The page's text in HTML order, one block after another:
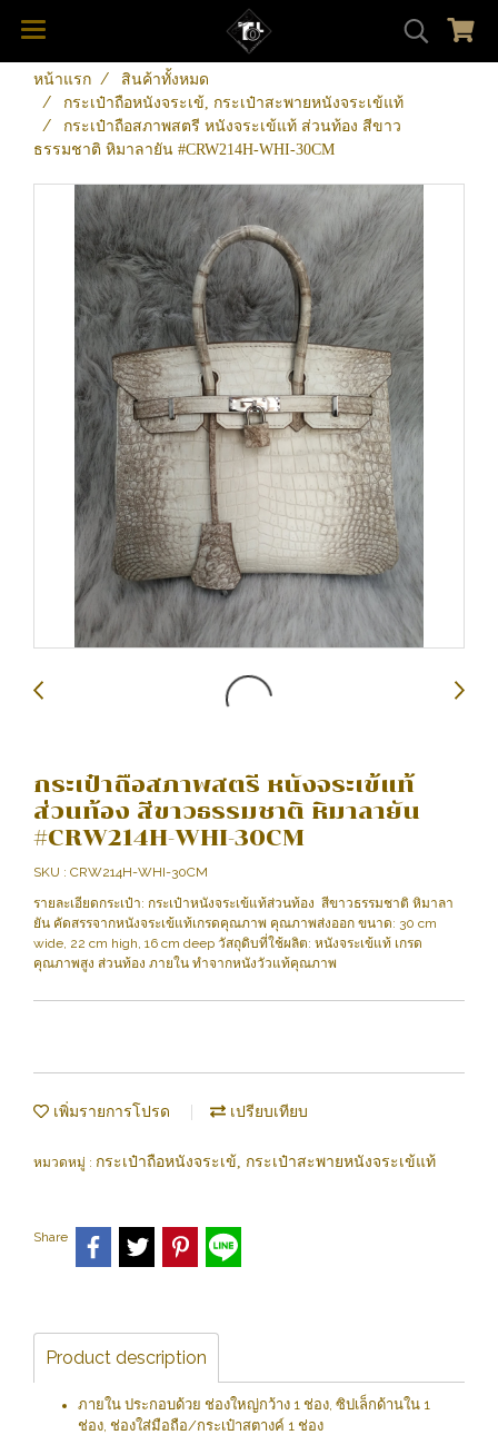
หน้าแรก
สินค้าทั้งหมด
กระเป๋าถือหนังจระเข้, กระเป๋าสะพายหนังจระเข้แท้
กระเป๋าถือสภาพสตรี หนังจระเข้แท้ ส่วนท้อง สีขาว
ธรรมชาติ หิมาลายัน #CRW214H-WHI-30CM
กระเป๋าถือสภาพสตรี หนังจระเข้แท้
ส่วนท้อง สีขาวธรรมชาติ หิมาลายัน
#CRW214H-WHI-30CM
SKU : CRW214H-WHI-30CM
รายละเอียดกระเป๋า: กระเป๋าหนังจระเข้แท้ส่วนท้อง สีขาวธรรมชาติ หิมาลา
ยัน คัดสรรจากหนังจระเข้แท้เกรดคุณภาพ คุณภาพส่งออก ขนาด: 30 cm
wide, 22 cm high, 16 cm deep วัสถุดิบที่ใช้ผลิต: หนังจระเข้แท้ เกรด
คุณภาพสูง ส่วนท้อง ภายใน ทำจากหนังวัวแท้คุณภาพ
เพิ่มรายการโปรด เปรียบเทียบ
หมวดหมู่ : กระเป๋าถือหนังจระเข้, กระเป๋าสะพายหนังจระเข้แท้
Share
Product description
ภายใน ประกอบด้วย ช่องใหญ่กว้าง 1 ช่อง, ซิปเล็กด้านใน 1
ช่อง, ช่องใส่มือถือ/กระเป๋าสตางค์ 1 ช่อง